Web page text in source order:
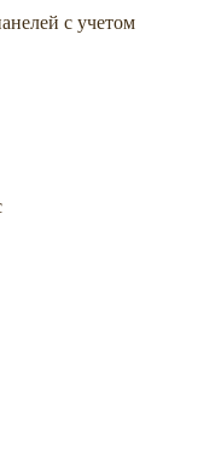
с учетом